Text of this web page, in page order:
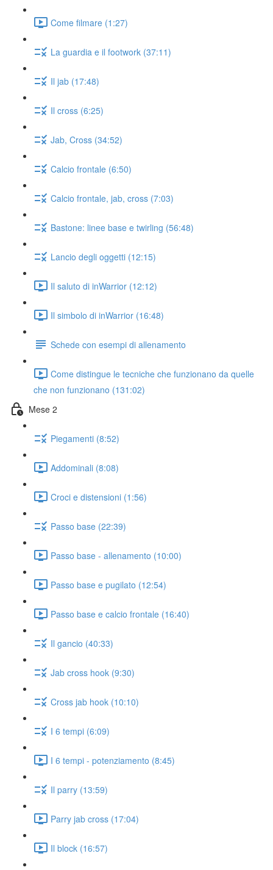
Come filmare (1:27)
La guardia e il footwork (37:11)
Il jab (17:48)
Il cross (6:25)
Jab, Cross (34:52)
Calcio frontale (6:50)
Calcio frontale, jab, cross (7:03)
Bastone: linee base e twirling (56:48)
Lancio degli oggetti (12:15)
Il saluto di inWarrior (12:12)
Il simbolo di inWarrior (16:48)
Schede con esempi di allenamento
Come distingue le tecniche che funzionano da quelle
che non funzionano (131:02)
Mese 2
Piegamenti (8:52)
Addominali (8:08)
Croci e distensioni (1:56)
Passo base (22:39)
Passo base - allenamento (10:00)
Passo base e pugilato (12:54)
Passo base e calcio frontale (16:40)
Il gancio (40:33)
Jab cross hook (9:30)
Cross jab hook (10:10)
I 6 tempi (6:09)
I 6 tempi - potenziamento (8:45)
Il parry (13:59)
Parry jab cross (17:04)
Il block (16:57)